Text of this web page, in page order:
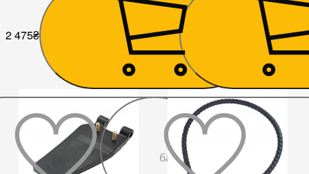
2 475₴ 945₴
До
бажаного